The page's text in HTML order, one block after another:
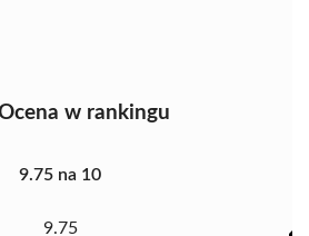
w rankingu
9.75 na 10
9.75